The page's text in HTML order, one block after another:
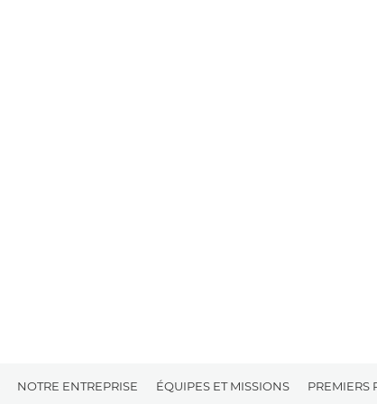
NOTRE ENTREPRISE ÉQUIPES ET MISSIONS PREMIERS